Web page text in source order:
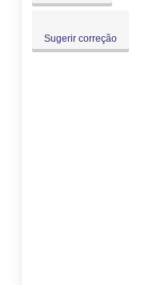
Sugerir correção